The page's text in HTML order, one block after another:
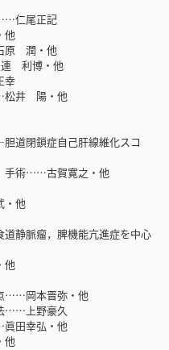
仁尾正記
他
原 潤・他
連 利博・他
幸
松井 陽・他
道閉鎖症自己肝線維化スコ
手術……古賀寛之・他
・他
静脈瘤，脾機能亢進症を中心
他
……岡本晋弥・他
……上野豪久
田幸弘・他
他